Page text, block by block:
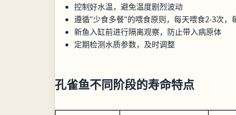
控制好水温，避免温度剧烈波动
遵循"少食多餐"的喂食原则，每天喂食2-3次，
新鱼入缸前进行隔离观察，防止带入病原体
定期检测水质参数，及时调整
孔雀鱼不同阶段的寿命特点